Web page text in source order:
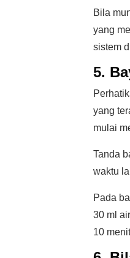
Bila
yang
sistem
5.
yang
mulai
Tanda
waktu
Pada
30 ml
10